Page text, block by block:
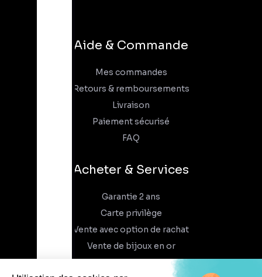
Aide & Commande
Mes commandes
Retours & remboursements
Livraison
Paiement sécurisé
FAQ
Acheter & Services
Garantie 2 ans
Carte privilège
Vente avec option de rachat
Vente de bijoux en or